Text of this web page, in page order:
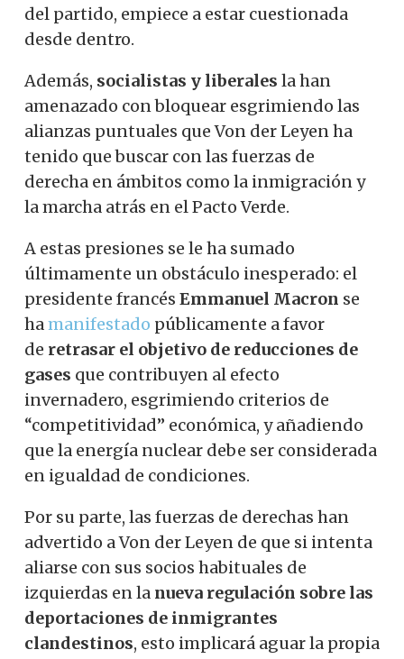
del partido, empiece a estar cuestionada
desde dentro.
Además, socialistas y liberales la han
amenazado con bloquear esgrimiendo las
alianzas puntuales que Von der Leyen ha
tenido que buscar con las fuerzas de
derecha en ámbitos como la inmigración y
lamarcha atrás en el Pacto Verde.
A estas presiones se le ha sumado
últimamente un obstáculo inesperado: el
presidente francés Emmanuel Macron se
hamanifestado públicamente a favor
de retrasar el objetivo de reducciones de
gases que contribuyen al efecto
invernadero, esgrimiendo criterios de
“competitividad” económica, y añadiendo
que la energía nuclear debe ser considerada
en igualdad de condiciones.
Por su parte, las fuerzas de derechas han
advertido a Von der Leyen de que si intenta
aliarse con sus socios habituales de
izquierdas en la nueva regulación sobre las
deportaciones de inmigrantes
clandestinos, esto implicará aguar la propia